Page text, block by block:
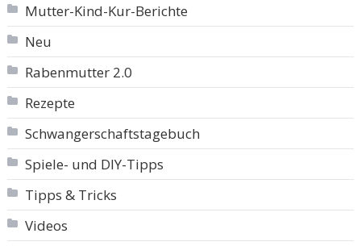
Mutter-Kind-Kur-Berichte
Neu
Rabenmutter 2.0
Rezepte
Schwangerschaftstagebuch
Spiele- und DIY-Tipps
Tipps & Tricks
Videos